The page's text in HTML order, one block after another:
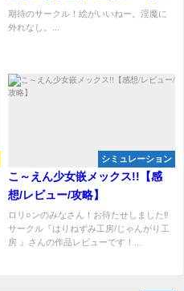
想/レビュー/攻略】
期待のサークル！絵がいいねー。淫魔に
外れなし。...
シミュレーション
こ～えん少女嵌メックス!!【感
想/レビュー/攻略】
ロリ○ンのみなさん！お待たせしました‼
サークル『はりねずみ工房/じゃんがり工
房 』さんの作品レビューです！...